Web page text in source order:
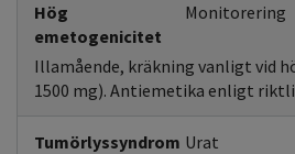
Hög
emetogenicitet
Monitorering
Illamående, kräkning vanligt vid
1500 mg). Antiemetika enligt
Tumörlyssyndrom Urat